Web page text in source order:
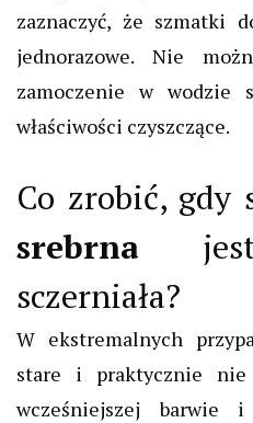
zaznaczyć, że szmatki
jednorazowe. Nie
zamoczenie w wodzie
właściwości czyszczące.
Co zrobić, gdy
srebrna jest
sczerniała?
W ekstremalnych
stare i praktycznie
wcześniejszej barwie